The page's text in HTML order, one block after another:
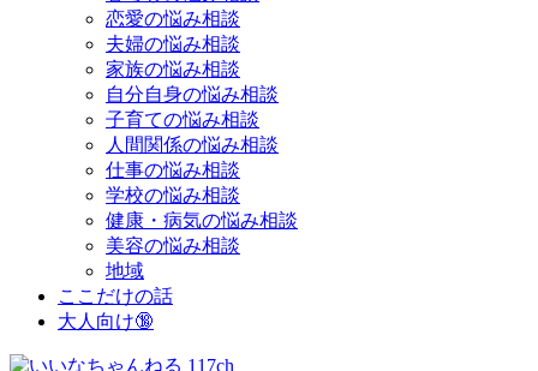
恋愛の悩み相談
夫婦の悩み相談
家族の悩み相談
自分自身の悩み相談
子育ての悩み相談
人間関係の悩み相談
仕事の悩み相談
学校の悩み相談
健康・病気の悩み相談
美容の悩み相談
地域
ここだけの話
大人向け🔞